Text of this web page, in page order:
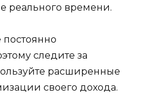
реального времени.
следите за
расширенные
своего дохода.